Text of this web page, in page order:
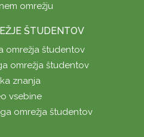
omrežju
ŠTUDENTOV
omrežja študentov
omrežja študentov
znanja
vsebine
omrežja študentov